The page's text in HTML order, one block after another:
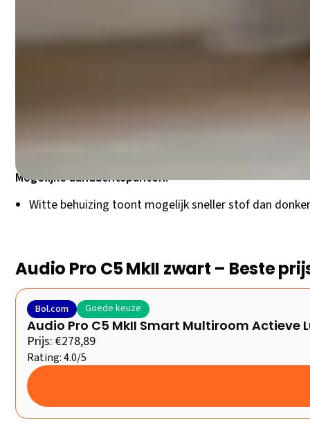
Mogelijke aandachtspunten:
Witte behuizing toont mogelijk sneller stof dan
Audio Pro C5 MkII zwart – Beste
Bol.com Goede keuze
Audio Pro C5 MkII Smart Multiroom Actieve
Prijs: €278,89
Rating: 4.0/5